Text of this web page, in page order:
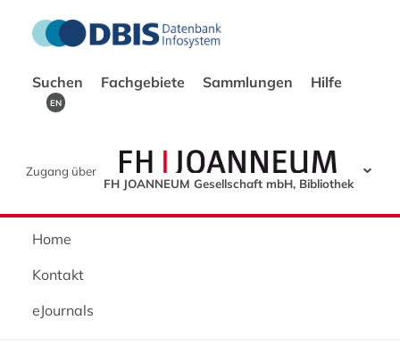
Suchen Fachgebiete Sammlungen Hilfe
EN
Zugang über
FH JOANNEUM Gesellschaft mbH, Bibliothek
Home
Kontakt
eJournals